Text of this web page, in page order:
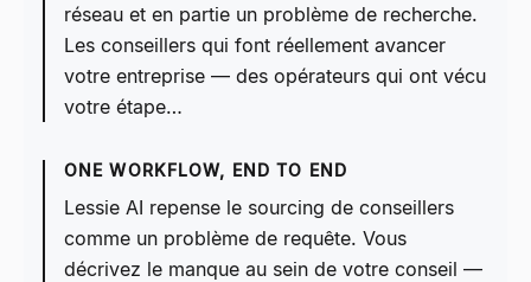
réseau et en partie un problème de recherche.
Les conseillers qui font réellement avancer
votre entreprise — des opérateurs qui ont vécu
votre étape…
ONE WORKFLOW, END TO END
Lessie AI repense le sourcing de conseillers
comme un problème de requête. Vous
décrivez le manque au sein de votre conseil —